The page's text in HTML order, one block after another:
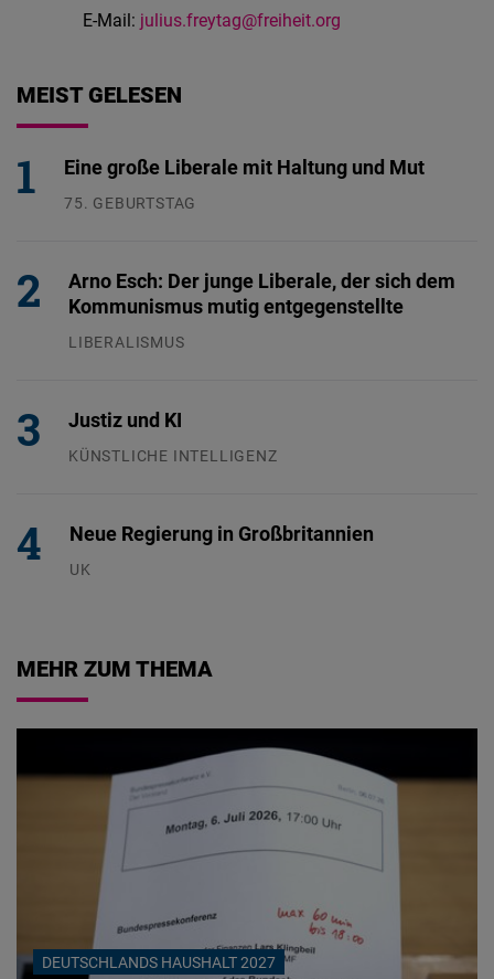
E-Mail: julius.freytag@freiheit.org
MEIST GELESEN
Eine große Liberale mit Haltung und Mut
75. GEBURTSTAG
Arno Esch: Der junge Liberale, der sich dem
Kommunismus mutig entgegenstellte
LIBERALISMUS
Justiz und KI
KÜNSTLICHE INTELLIGENZ
Neue Regierung in Großbritannien
UK
MEHR ZUM THEMA
DEUTSCHLANDS HAUSHALT 2027